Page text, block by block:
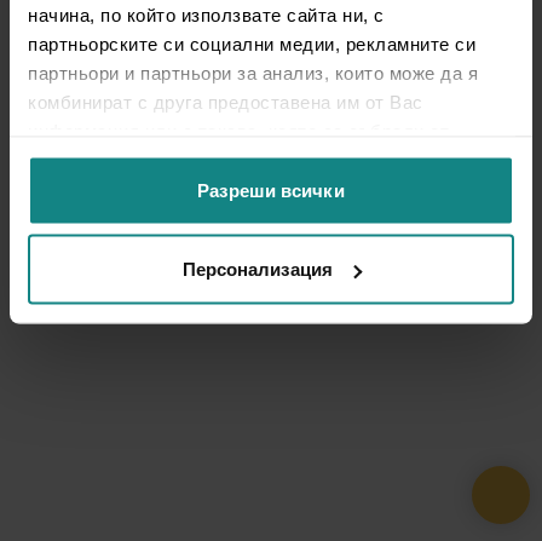
начина, по който използвате сайта ни, с
партньорските си социални медии, рекламните си
партньори и партньори за анализ, които може да я
комбинират с друга предоставена им от Вас
ползването от Ваша страна на услугите им.
Разреши всички
Персонализация